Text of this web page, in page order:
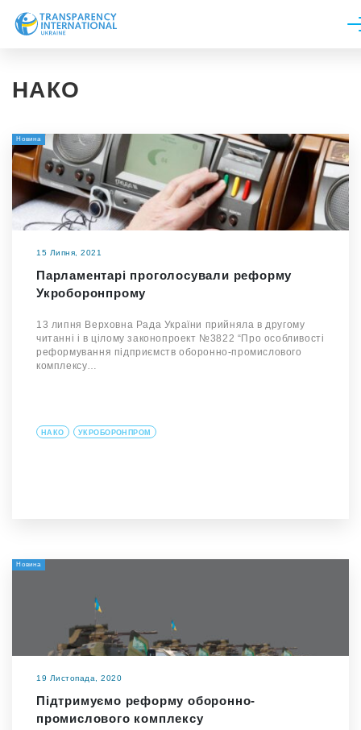
Новини
Напрями роботи
Долучитися
НАКО
Новина
15 Липня, 2021
Парламентарі проголосували реформу
Укроборонпрому
13 липня Верховна Рада України прийняла в другому
читанні і в цілому законопроект №3822 “Про особливості
реформування підприємств оборонно-промислового
комплексу…
НАКО УКРОБОРОНПРОМ
Новина
19 Листопада, 2020
Підтримуємо реформу оборонно-
промислового комплексу